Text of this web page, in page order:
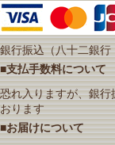
銀行振込（八十二銀行
■支払手数料について
恐れ入りますが、銀
おります
■お届けについて